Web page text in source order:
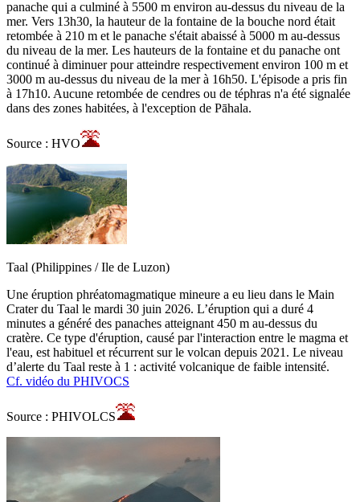
panache qui a culminé à 5500 m environ au-dessus du niveau de la
mer. Vers 13h30, la hauteur de la fontaine de la bouche nord était
retombée à 210 m et le panache s'était abaissé à 5000 m au-dessus
du niveau de la mer. Les hauteurs de la fontaine et du panache ont
continué à diminuer pour atteindre respectivement environ 100 m et
3000 m au-dessus du niveau de la mer à 16h50. L'épisode a pris fin
à 17h10. Aucune retombée de cendres ou de téphras n'a été signalée
dans des zones habitées, à l'exception de Pāhala.
Source : HVO
Taal (Philippines / Ile de Luzon)
Une éruption phréatomagmatique mineure a eu lieu dans le Main
Crater du Taal le mardi 30 juin 2026. L’éruption qui a duré 4
minutes a généré des panaches atteignant 450 m au-dessus du
cratère. Ce type d'éruption, causé par l'interaction entre le magma et
l'eau, est habituel et récurrent sur le volcan depuis 2021. Le niveau
d’alerte du Taal reste à 1 : activité volcanique de faible intensité.
Cf. vidéo du PHIVOCS
Source : PHIVOLCS